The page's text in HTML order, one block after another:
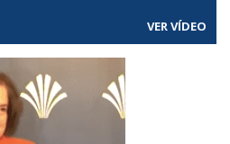
VER VÍDEO